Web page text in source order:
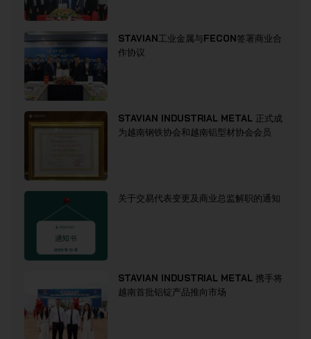
STAVIAN工业金属与FECON签署商业合
作协议
STAVIAN INDUSTRIAL METAL 正式成
为越南钢铁协会和越南铝型材协会会员
关于交易代表变更及商业总监解职的通知
STAVIAN INDUSTRIAL METAL 携手将
越南首批铝锭产品推向市场